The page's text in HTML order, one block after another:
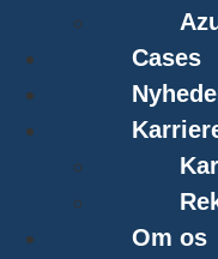
Cases
Om os